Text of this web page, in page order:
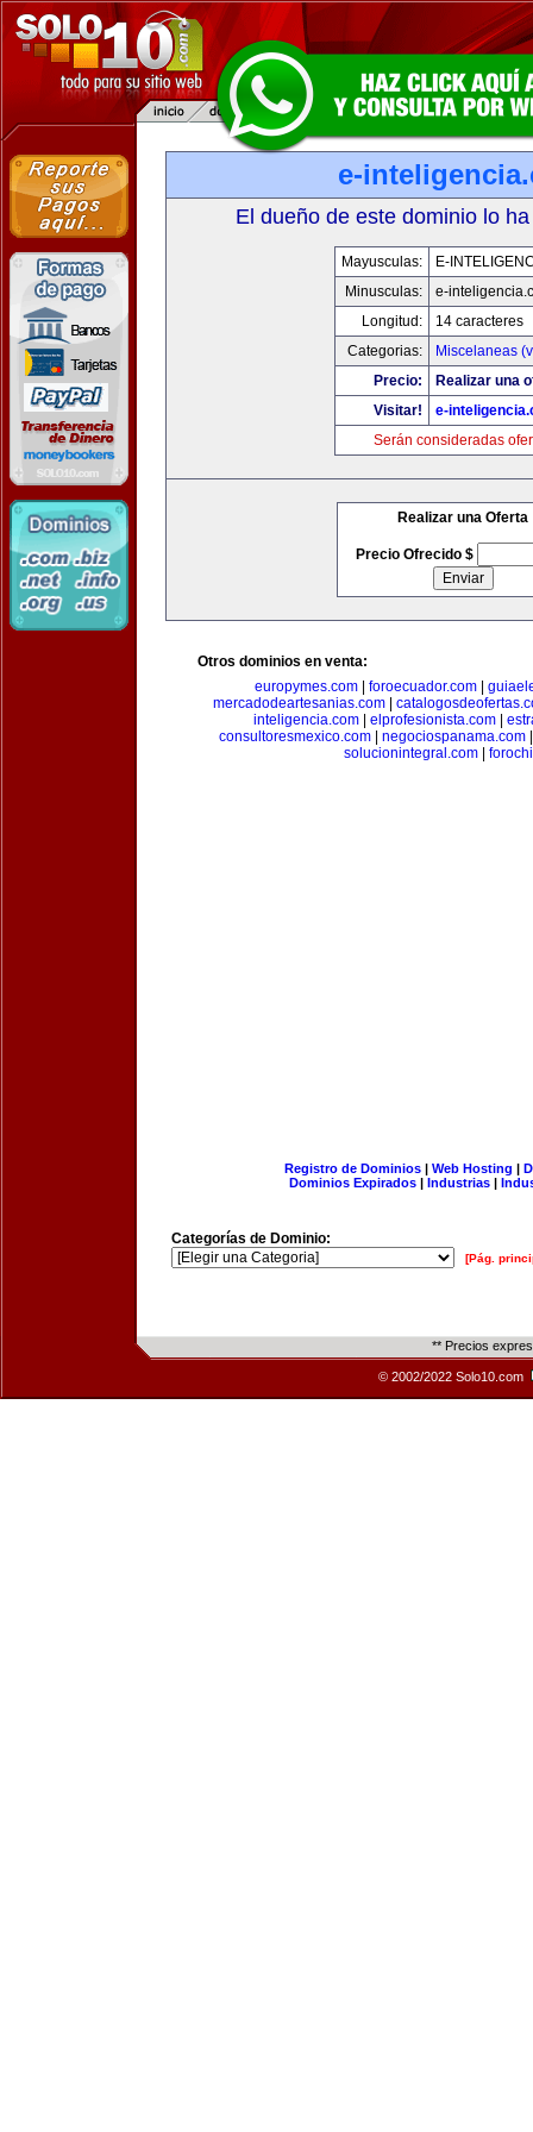
e-
El dueño de este dominio lo
Mayusculas:
E-
Minusculas:
e-
Longitud:
14 caracteres
Categorias:
Miscelaneas
Precio:
Realizar una
Visitar!
e-
Serán consideradas
Realizar una Oferta
Precio Ofrecido $
Otros dominios en venta:
europymes.com| foroecuador.com|
mercadodeartesanias.com
inteligencia.com| elprofesionista.com|
consultoresmexico.com| negociospanama.com
solucionintegral.com|
Registro de Dominios| Web Hosting |
Dominios Expirados | Industrias |
Categorías de Dominio:
[Pág.
** Precios
© 2002/2022 Solo10.com